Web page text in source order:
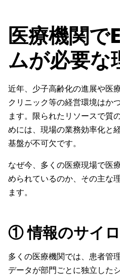
医療機関で
ムが必要な
近年、少子高齢化の進展や医
クリニック等の経営環境はか
ます。限られたリソースで質
めには、現場の業務効率化と
基盤が不可欠です。
なぜ今、多くの医療現場で医
められているのか、その主な
ます。
① 情報のサイ
多くの医療機関では、患者管
データが部門ごとに独立した